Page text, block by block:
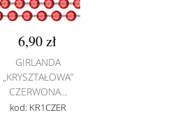
6,90 zł
GIRLANDA
„KRYSZTAŁOWA”
CZERWONA...
kod: KR1CZER